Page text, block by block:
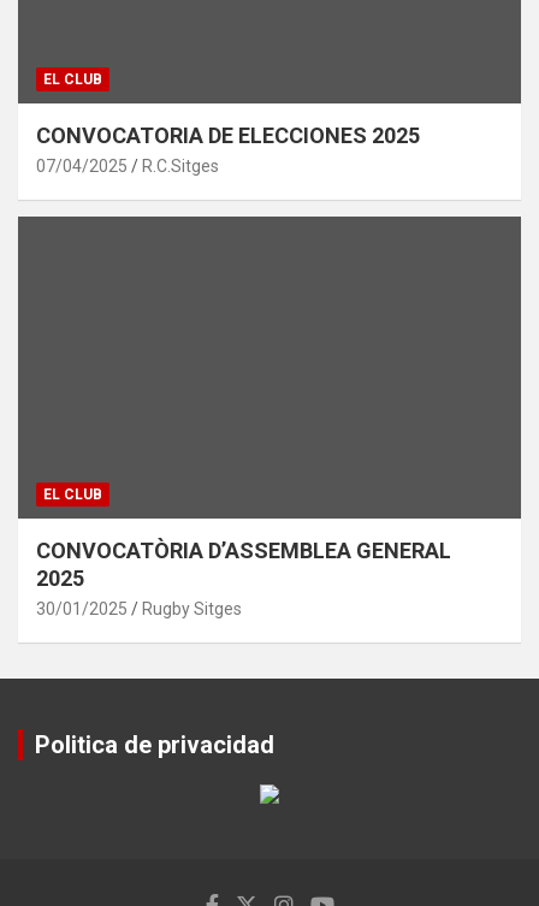
EL CLUB
CONVOCATORIA DE ELECCIONES 2025
07/04/2025 R.C.Sitges
EL CLUB
CONVOCATÒRIA D’ASSEMBLEA GENERAL
2025
30/01/2025 Rugby Sitges
Politica de privacidad